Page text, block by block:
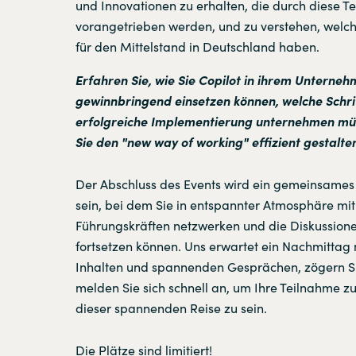
und Innovationen zu erhalten, die durch diese
vorangetrieben werden, und zu verstehen,
für den Mittelstand in Deutschland haben.
Erfahren Sie, wie Sie Copilot in ihrem
gewinnbringend einsetzen können, welche
erfolgreiche Implementierung unternehmen
Sie den "new way of working" effizient
Der Abschluss des Events wird ein
sein, bei dem Sie in entspannter Atmosphäre
Führungskräften netzwerken und die
fortsetzen können. Uns erwartet ein
Inhalten und spannenden Gesprächen, zögern
melden Sie sich schnell an, um Ihre Teilnahme
dieser spannenden Reise zu sein.
Die Plätze sind limitiert!